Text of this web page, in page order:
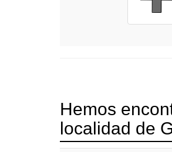
Hemos
localidad de